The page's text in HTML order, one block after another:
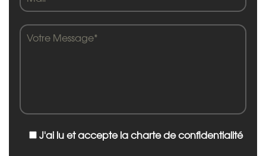
J'ai lu et accepte la charte de confidentialité